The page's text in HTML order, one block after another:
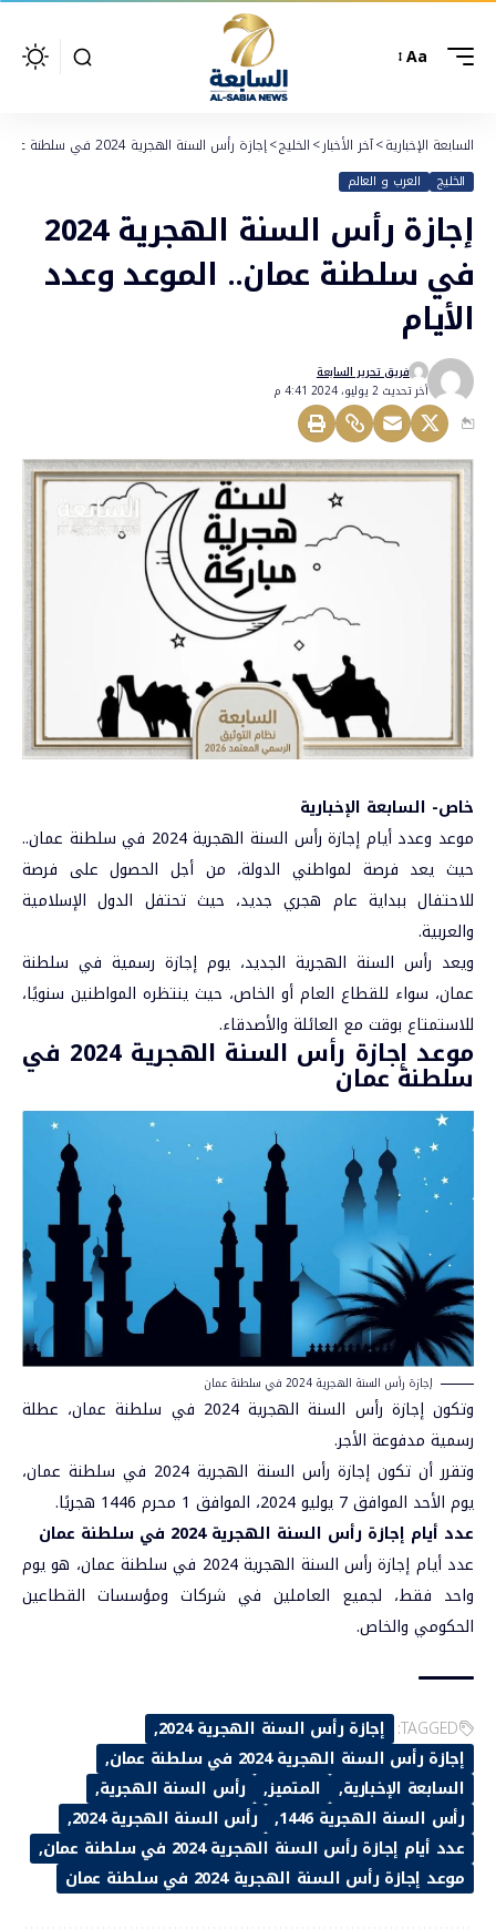
Aa
السابعة الإخبارية>آخر الأخبار>الخليج>إجازة رأس السنة الهجرية 2024 في سلطنة عمان.. الموعد وعدد الأيام
الخليج العرب و العالم
إجازة رأس السنة الهجرية 2024
في سلطنة عمان.. الموعد وعدد
الأيام
أخر تحديث 2 يوليو، 2024 4:41 م
فريق تحرير السابعة
خاص- السابعة الإخبارية
موعد وعدد أيام إجازة رأس السنة الهجرية 2024 في
سلطنة عمان..
حيث يعد فرصة لمواطني الدولة، من أجل الحصول على فرصة
للاحتفال ببداية عام هجري جديد، حيث تحتفل الدول الإسلامية
والعربية.
ويعد رأس السنة الهجرية الجديد، يوم إجازة رسمية في سلطنة
عمان، سواء للقطاع العام أو الخاص، حيث ينتظره المواطنين سنويًا،
للاستمتاع بوقت مع العائلة والأصدقاء.
موعد إجازة رأس السنة الهجرية 2024 في
سلطنة عمان
إجازة رأس السنة الهجرية 2024 في سلطنة عمان
وتكون إجازة رأس السنة الهجرية 2024 في سلطنة عمان، عطلة
رسمية مدفوعة الأجر.
وتقرر أن تكون إجازة رأس السنة الهجرية 2024 في سلطنة عمان،
يوم الأحد الموافق 7 يوليو 2024، الموافق 1 محرم 1446 هجريًا.
عدد أيام إجازة رأس السنة الهجرية 2024 في سلطنة عمان
عدد أيام إجازة رأس السنة الهجرية 2024 في سلطنة عمان، هو يوم
واحد فقط، لجميع العاملين في شركات ومؤسسات القطاعين
الحكومي والخاص.
TAGGED: إجازة رأس السنة الهجرية 2024
إجازة رأس السنة الهجرية 2024 في سلطنة عمان
السابعة الإخبارية
المتميز
رأس السنة الهجرية
رأس السنة الهجرية 1446
رأس السنة الهجرية 2024
عدد أيام إجازة رأس السنة الهجرية 2024 في سلطنة عمان
موعد إجازة رأس السنة الهجرية 2024 في سلطنة عمان